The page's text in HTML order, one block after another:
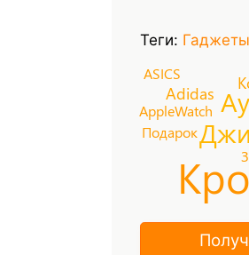
Теги: Гаджеты
Adidas
AppleWatch
Подарок
ASICS